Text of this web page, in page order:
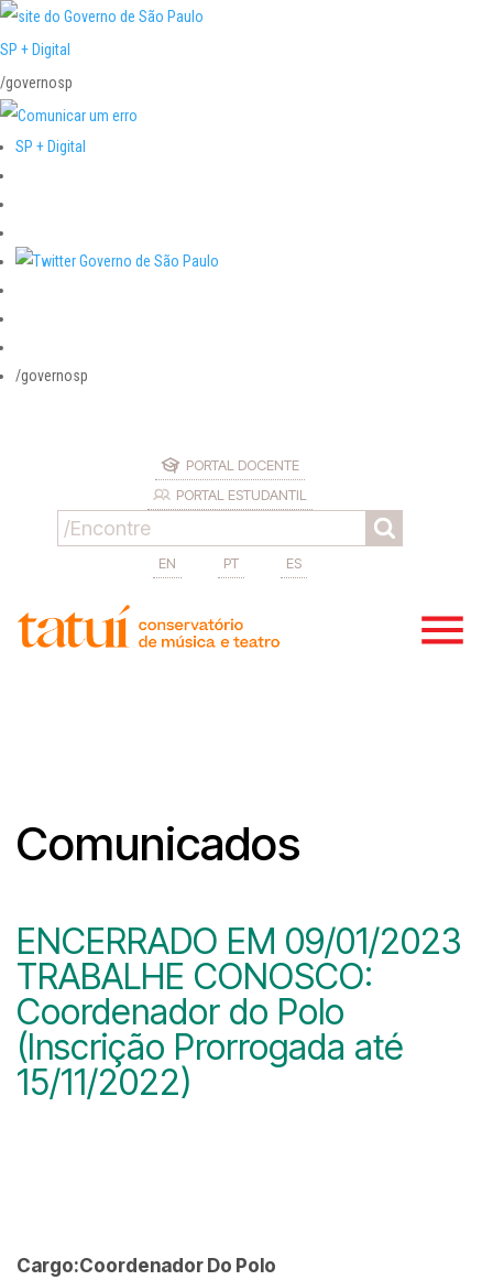
SP + Digital
/governosp
SP + Digital
/governosp
PORTAL DOCENTE
PORTAL ESTUDANTIL
EN PT ES
Comunicados
ENCERRADO EM 09/01/2023
TRABALHE CONOSCO:
Coordenador do Polo
(Inscrição Prorrogada até
15/11/2022)
Cargo:Coordenador Do Polo